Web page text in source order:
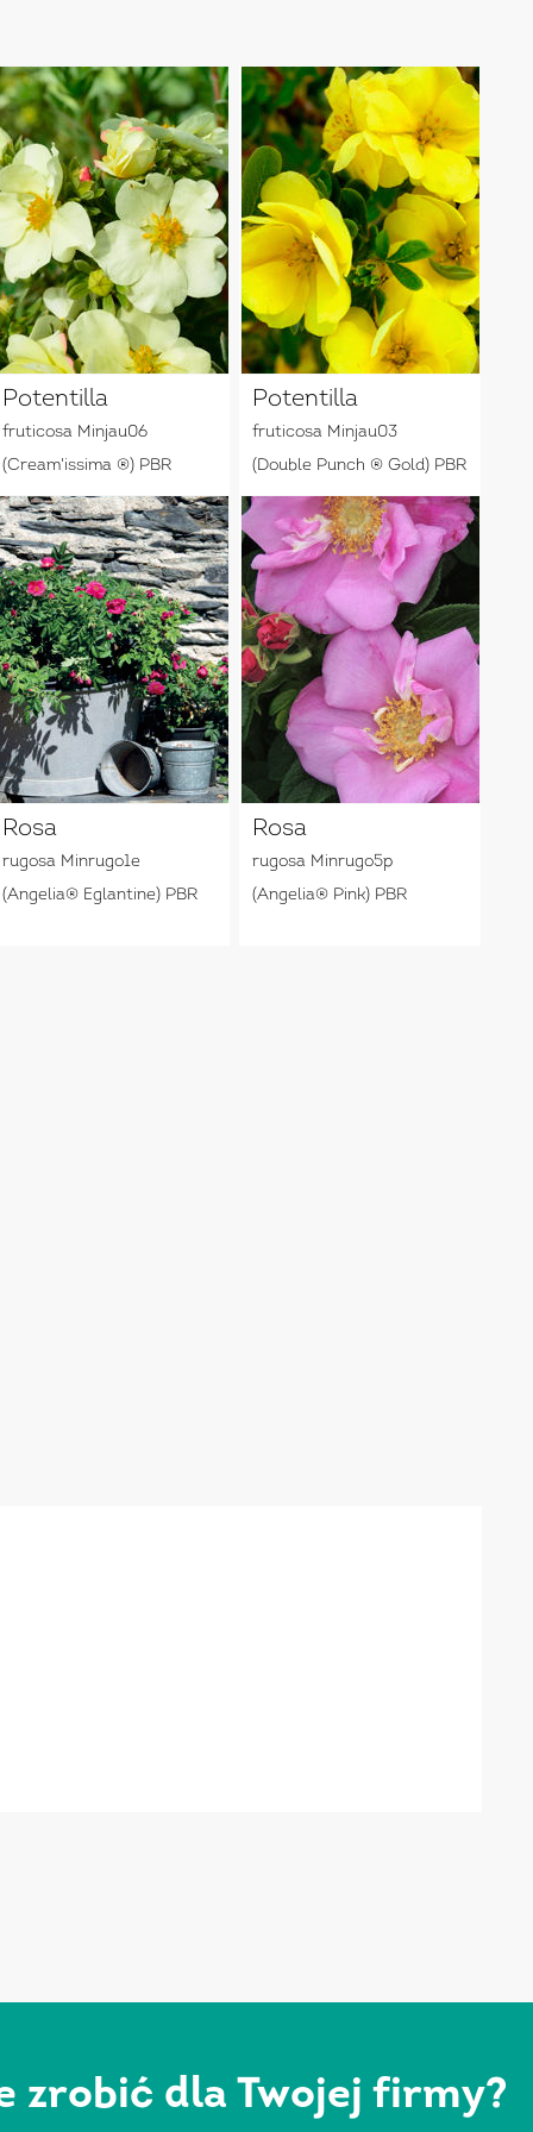
Potentilla
fruticosa Minjau06
(Cream'issima ®) PBR
Potentilla
fruticosa Minjau03
(Double Punch ® Gold) PBR
Rosa
rugosa Minrugo1e
(Angelia® Eglantine) PBR
Rosa
rugosa Minrugo5p
(Angelia® Pink) PBR
zrobić dla Twojej firmy?